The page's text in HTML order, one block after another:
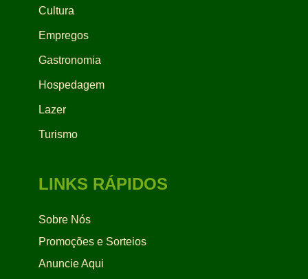
Cultura
Empregos
Gastronomia
Hospedagem
Lazer
Turismo
LINKS RÁPIDOS
Sobre Nós
Promoções e Sorteios
Anuncie Aqui